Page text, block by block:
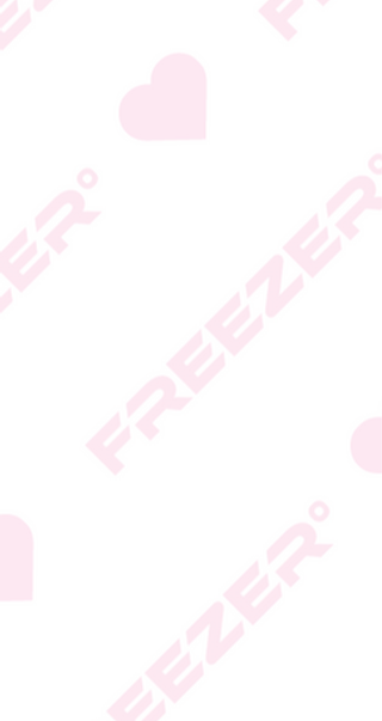
היצרן או גוף הכשרות;
המידע המעודכן מופיע על
* טעות סופר בתיאור המוצר
* ט.ל.ח.